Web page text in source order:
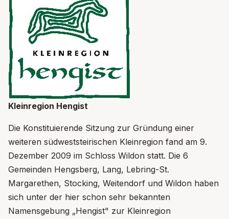
Kleinregion Hengist
Die Konstituierende Sitzung zur Gründung einer
weiteren südweststeirischen Kleinregion fand am 9.
Dezember 2009 im Schloss Wildon statt. Die 6
Gemeinden Hengsberg, Lang, Lebring-St.
Margarethen, Stocking, Weitendorf und Wildon haben
sich unter der hier schon sehr bekannten
Namensgebung „Hengist" zur Kleinregion